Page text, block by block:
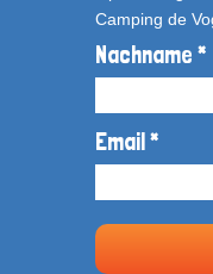
Camping de
Nachname *
Email *